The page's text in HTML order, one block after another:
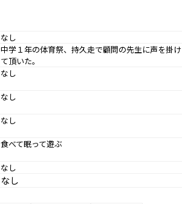
なし
中学１年の体育祭、持久走で顧問の先生に声を掛け
て頂いた。
なし
なし
なし
食べて眠って遊ぶ
なし
なし